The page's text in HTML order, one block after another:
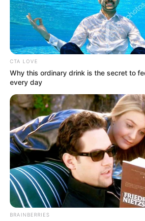
Las autoridades definieron que durante
CTA LOVE
Why this ordinary drink is the secret to
every day
BRAINBERRIES